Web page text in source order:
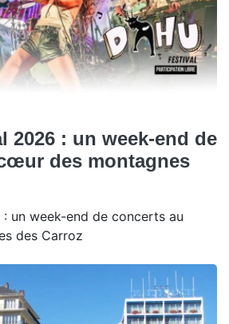
2026 : un week-end de
des montagnes
un week-end de concerts au
des Carroz